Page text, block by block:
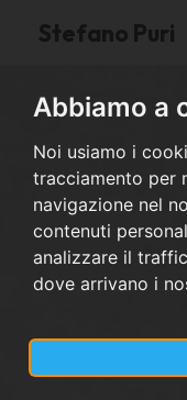
Abbiamo a
Noi usiamo i
tracciamento per
navigazione nel
contenuti
analizzare il
dove arrivano i
Stefano Puri